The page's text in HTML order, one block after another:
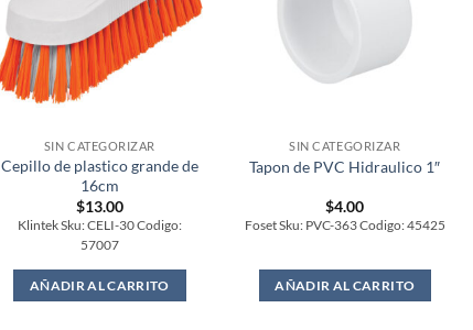
SIN CATEGORIZAR
Cepillo de plastico grande de
16cm
$13.00
Klintek Sku: CELI-30 Codigo:
57007
AÑADIR AL CARRITO
SIN CATEGORIZAR
Tapon de PVC Hidraulico 1″
$4.00
Foset Sku: PVC-363 Codigo: 45425
AÑADIR AL CARRITO